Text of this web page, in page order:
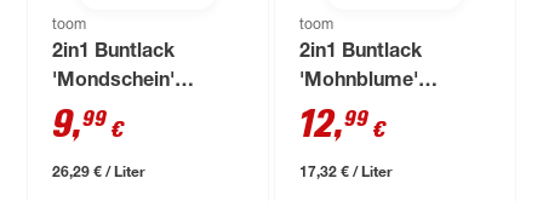
toom
2in1 Buntlack
'Mondschein'
lichtgrau matt 375
ml
9,99 €
26,29 € / Liter
toom
2in1 Buntlack
'Mohnblume'
feuerrot seidenmatt
750 ml
12,99 €
17,32 € / Liter